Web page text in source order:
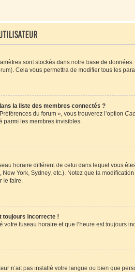
sont stockés dans notre base de
Cela vous permettra de modifier tous les
la liste des membres connectés ?
du forum », vous trouverez l’option
parmi les membres invisibles.
horaire différent de celui dans lequel vous
York, Sydney, etc.). Notez que la
le faire.
toujours incorrecte !
votre fuseau horaire et que l’heure est
n’ait pas installé votre langue ou bien que